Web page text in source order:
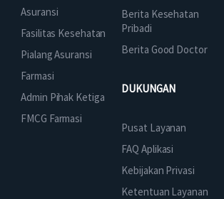
Asuransi
Fasilitas Kesehatan
Pialang Asuransi
Farmasi
Admin Pihak Ketiga
FMCG Farmasi
Berita Kesehatan
Pribadi
Berita Good Doctor
DUKUNGAN
Pusat Layanan
FAQ Aplikasi
Kebijakan Privasi
Ketentuan Layanan